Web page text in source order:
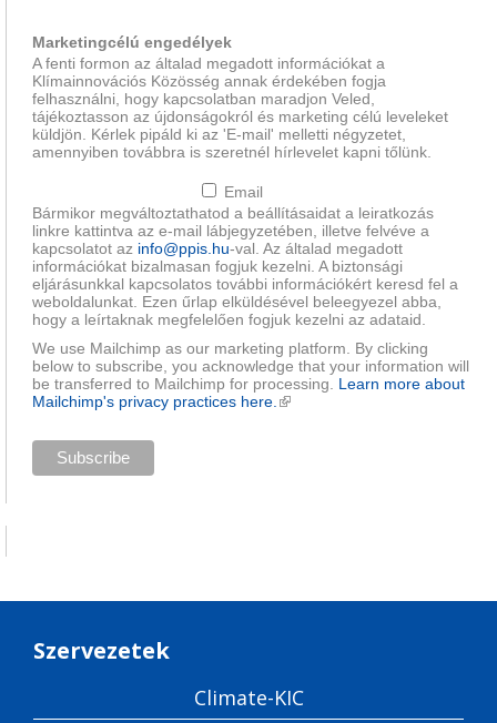
Marketingcélú engedélyek
A fenti formon az általad megadott információkat a
Klímainnovációs Közösség annak érdekében fogja
felhasználni, hogy kapcsolatban maradjon Veled,
tájékoztasson az újdonságokról és marketing célú leveleket
küldjön. Kérlek pipáld ki az 'E-mail' melletti négyzetet,
amennyiben továbbra is szeretnél hírlevelet kapni tőlünk.
Email
Bármikor megváltoztathatod a beállításaidat a leiratkozás
linkre kattintva az e-mail lábjegyzetében, illetve felvéve a
kapcsolatot az info@ppis.hu-val. Az általad megadott
információkat bizalmasan fogjuk kezelni. A biztonsági
eljárásunkkal kapcsolatos további információkért keresd fel a
weboldalunkat. Ezen űrlap elküldésével beleegyezel abba,
hogy a leírtaknak megfelelően fogjuk kezelni az adataid.
We use Mailchimp as our marketing platform. By clicking
below to subscribe, you acknowledge that your information will
be transferred to Mailchimp for processing. Learn more about
Mailchimp's privacy practices here. (külső hivatkozás)
Szervezetek
Climate-KIC